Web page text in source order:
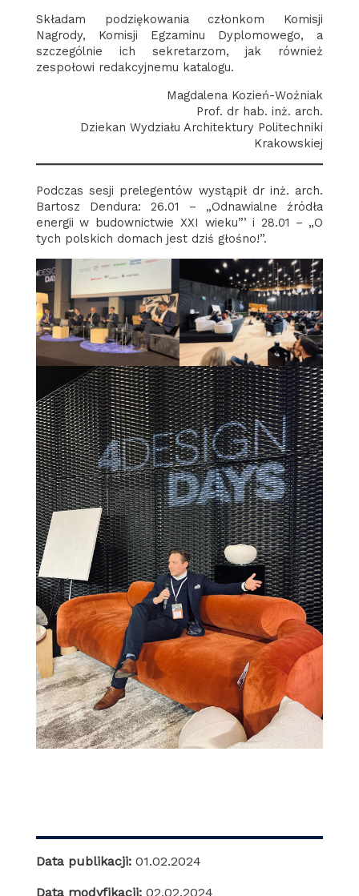
Składam podziękowania członkom Komisji
Nagrody, Komisji Egzaminu Dyplomowego, a
szczególnie ich sekretarzom, jak również
zespołowi redakcyjnemu katalogu.
Magdalena Kozień-Woźniak
Prof. dr hab. inż. arch.
Dziekan Wydziału Architektury Politechniki
Krakowskiej
Podczas sesji prelegentów wystąpił dr inż. arch.
Bartosz Dendura: 26.01 – „Odnawialne źródła
energii w budownictwie XXI wieku”’ i 28.01 – „O
tych polskich domach jest dziś głośno!”.
Data publikacji: 01.02.2024
Data modyfikacji: 02.02.2024